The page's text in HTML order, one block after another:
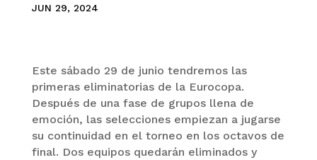
JUN 29, 2024
Este sábado 29 de junio tendremos las
primeras eliminatorias de la Eurocopa.
Después de una fase de grupos llena de
emoción, las selecciones empiezan a jugarse
su continuidad en el torneo en los octavos de
final. Dos equipos quedarán eliminados y